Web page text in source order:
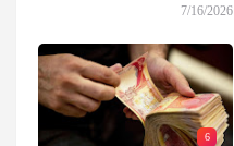
7/16/2026
6